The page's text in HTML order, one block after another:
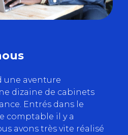
une aventure
dizaine de cabinets
Entrés dans le
comptable il y a
avons très vite réalisé